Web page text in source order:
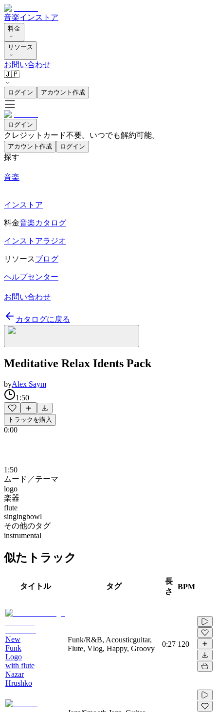
音楽インストア
料金
リソース
お問い合わせ
🇯🇵
ログイン アカウント作成
ログイン
クレジットカード不要。いつでも解約可能。
アカウント作成 ログイン
探す
音楽
インストア
料金音楽カタログ
インストアラジオ
リソースブログ
ヘルプセンター
お問い合わせ
カタログに戻る
Meditative Relax Idents Pack
byAlex Saym
1:50
トラックを購入
0:00
1:50
ムード／テーマ
logo
楽器
flute
singingbowl
その他のタグ
instrumental
似たトラック
タイトル タグ
長
さ
BPM
New
Funk
Logo
with flute
Nazar
Hrushko
Funk/R&B, Acousticguitar,
Flute, Vlog, Happy, Groovy
0:27 120